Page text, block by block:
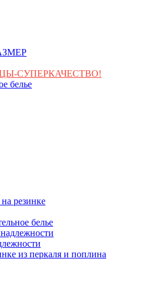
СУПЕРКАЧЕСТВО!
белье
резинке
белье
из перкаля и поплина